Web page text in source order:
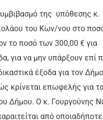
της υπόθεσης κ.
του Κων/νου στο
το ποσό των 300,00 € για
για να μην υπάρξουν επί
έξοδα για τον Δήμο
κρίνεται επωφελής για
Δήμου. Ο κ. Γουργούνης
από